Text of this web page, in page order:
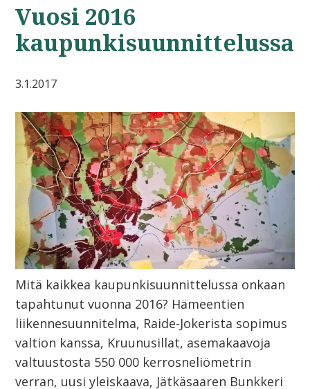
Vuosi 2016
kaupunkisuunnittelussa
3.1.2017
Mitä kaikkea kaupunkisuunnittelussa onkaan
tapahtunut vuonna 2016? Hämeentien
liikennesuunnitelma, Raide-Jokerista sopimus
valtion kanssa, Kruunusillat, asemakaavoja
valtuustosta 550 000 kerrosneliömetrin
verran, uusi yleiskaava, Jätkäsaaren Bunkkeri